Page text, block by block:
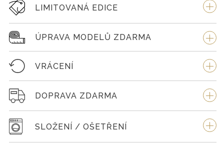
LIMITOVANÁ EDICE
ÚPRAVA MODELŮ ZDARMA
VRÁCENÍ
DOPRAVA ZDARMA
SLOŽENÍ / OŠETŘENÍ